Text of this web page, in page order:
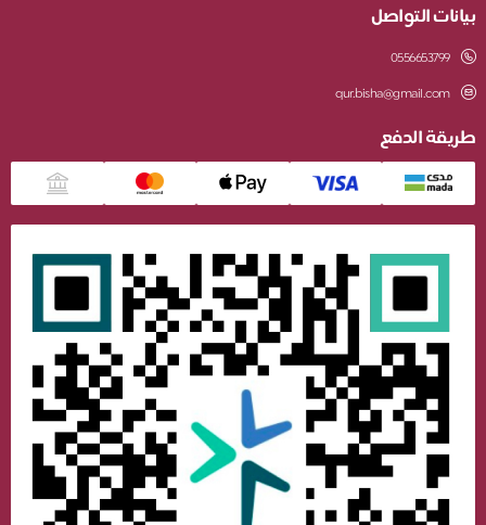
بيانات التواصل
0556653799
qur.bisha@gmail.com
طريقة الدفع